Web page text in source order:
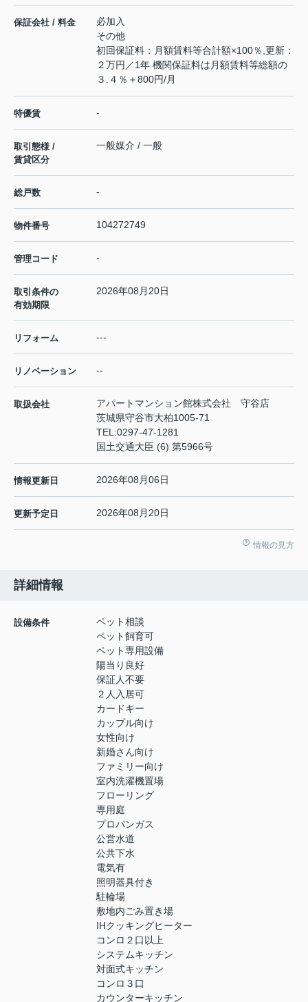
保証会社 / 料金
必加入
その他
初回保証料：月額賃料等合計額×100％,更新：
２万円／1年 機関保証料は月額賃料等総額の
３.４％＋800円/月
特優賃 -
取引態様 /
賃貸区分
一般媒介 / 一般
総戸数 -
物件番号 104272749
管理コード -
取引条件の
有効期限
2026年08月20日
リフォーム ---
リノベーション --
取扱会社
アパートマンション館株式会社 守谷店
茨城県守谷市大柏1005-71
TEL:0297-47-1281
国土交通大臣 (6) 第5966号
情報更新日 2026年08月06日
更新予定日 2026年08月20日
情報の見方
詳細情報
設備条件
ペット相談
ペット飼育可
ペット専用設備
陽当り良好
保証人不要
２人入居可
カードキー
カップル向け
女性向け
新婚さん向け
ファミリー向け
室内洗濯機置場
フローリング
専用庭
プロパンガス
公営水道
公共下水
電気有
照明器具付き
駐輪場
敷地内ごみ置き場
IHクッキングヒーター
コンロ２口以上
システムキッチン
対面式キッチン
コンロ３口
カウンターキッチン